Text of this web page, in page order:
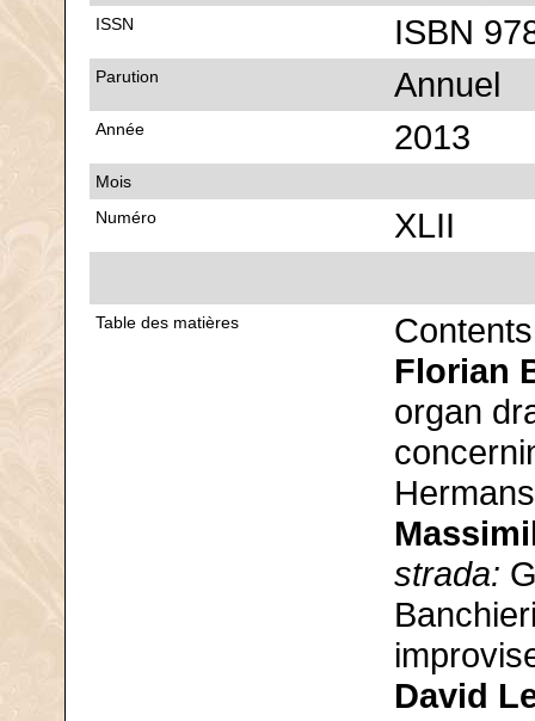
ISSN ISBN
Parution Annuel
Année 2013
Mois
Numéro
XLII
Table des matières
Florian
organ
strada:
David